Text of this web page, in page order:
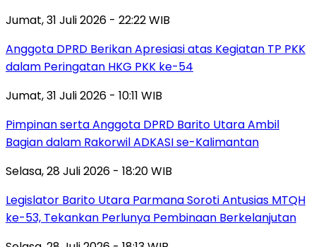
Jumat, 31 Juli 2026 - 22:22 WIB
Anggota DPRD Berikan Apresiasi atas Kegiatan TP PKK
dalam Peringatan HKG PKK ke-54
Jumat, 31 Juli 2026 - 10:11 WIB
Pimpinan serta Anggota DPRD Barito Utara Ambil
Bagian dalam Rakorwil ADKASI se-Kalimantan
Selasa, 28 Juli 2026 - 18:20 WIB
Legislator Barito Utara Parmana Soroti Antusias MTQH
ke-53, Tekankan Perlunya Pembinaan Berkelanjutan